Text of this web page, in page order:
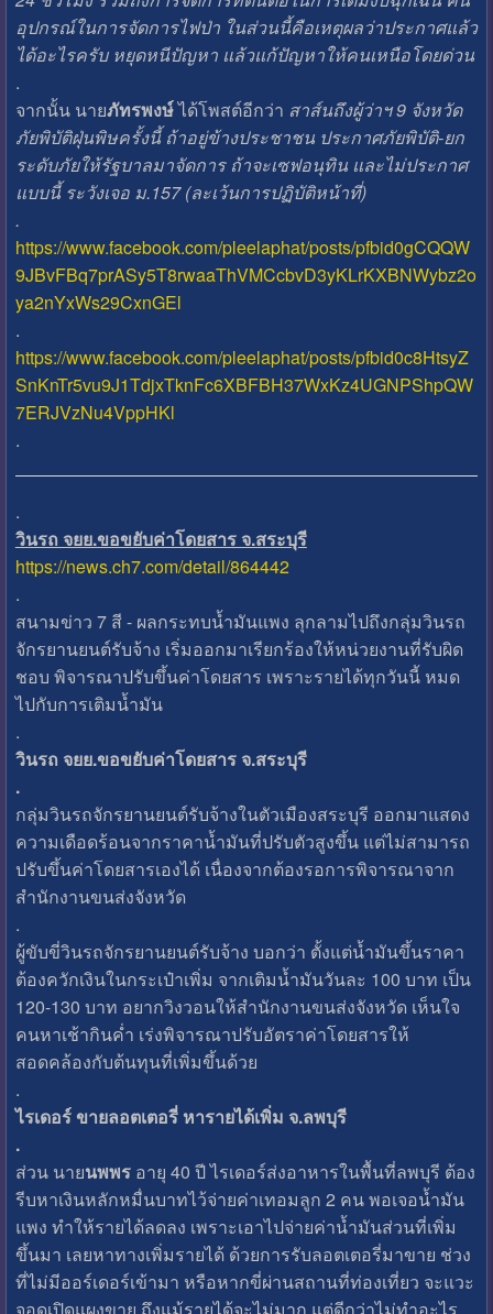
อุปกรณ์ในการจัดการไฟป่า​ ในส่วนนี้คือเหตุผลว่าประกาศแล้ว
ได้อะไรครับ หยุดหนีปัญหา​ แล้วแก้ปัญหาให้คนเหนือโดยด่วน
.
จากนั้น นายภัทรพงษ์ได้โพสต์อีกว่า สาส์นถึง​ผู้ว่าฯ 9 จังหวัด​
ภัยพิบัติฝุ่นพิษครั้งนี้ ถ้าอยู่ข้างประชาชน​ ประกาศภัยพิบัติ-ยก
ระดับภัยให้รัฐบาลมาจัดการ​ ถ้าจะเซฟอนุทิน ​และไม่ประกาศ
แบบนี้​ ระวังเจอ ม.157 (ละเว้นการปฏิบัติหน้าที่)
.
https://www.facebook.com/pleelaphat/posts/pfbid0gCQQW
9JBvFBq7prASy5T8rwaaThVMCcbvD3yKLrKXBNWybz2o
ya2nYxWs29CxnGEl
.
https://www.facebook.com/pleelaphat/posts/pfbid0c8HtsyZ
SnKnTr5vu9J1TdjxTknFc6XBFBH37WxKz4UGNPShpQW
7ERJVzNu4VppHKl
.
.
วินรถ จยย.ขอขยับค่าโดยสาร จ.สระบุรี
https://news.ch7.com/detail/864442
.
สนามข่าว 7 สี - ผลกระทบน้ำมันแพง ลุกลามไปถึงกลุ่มวินรถ
จักรยานยนต์รับจ้าง เริ่มออกมาเรียกร้องให้หน่วยงานที่รับผิด
ชอบ พิจารณาปรับขึ้นค่าโดยสาร เพราะรายได้ทุกวันนี้ หมด
ไปกับการเติมน้ำมัน
.
วินรถ จยย.ขอขยับค่าโดยสาร จ.สระบุรี
.
กลุ่มวินรถจักรยานยนต์รับจ้างในตัวเมืองสระบุรี ออกมาแสดง
ความเดือดร้อนจากราคาน้ำมันที่ปรับตัวสูงขึ้น แต่ไม่สามารถ
ปรับขึ้นค่าโดยสารเองได้ เนื่องจากต้องรอการพิจารณาจาก
สำนักงานขนส่งจังหวัด
.
ผู้ขับขี่วินรถจักรยานยนต์รับจ้าง บอกว่า ตั้งแต่น้ำมันขึ้นราคา
ต้องควักเงินในกระเป๋าเพิ่ม จากเติมน้ำมันวันละ 100 บาท เป็น
120-130 บาท อยากวิงวอนให้สำนักงานขนส่งจังหวัด เห็นใจ
คนหาเช้ากินค่ำ เร่งพิจารณาปรับอัตราค่าโดยสารให้
สอดคล้องกับต้นทุนที่เพิ่มขึ้นด้วย
.
ไรเดอร์ ขายลอตเตอรี่ หารายได้เพิ่ม จ.ลพบุรี
.
ส่วน นายนพพร อายุ 40 ปี ไรเดอร์ส่งอาหารในพื้นที่ลพบุรี ต้อง
รีบหาเงินหลักหมื่นบาทไว้จ่ายค่าเทอมลูก 2 คน พอเจอน้ำมัน
แพง ทำให้รายได้ลดลง เพราะเอาไปจ่ายค่าน้ำมันส่วนที่เพิ่ม
ขึ้นมา เลยหาทางเพิ่มรายได้ ด้วยการรับลอตเตอรี่มาขาย ช่วง
ที่ไม่มีออร์เดอร์เข้ามา หรือหากขี่ผ่านสถานที่ท่องเที่ยว จะแวะ